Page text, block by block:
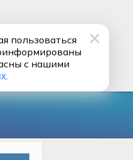
пользоваться
с нашими
.